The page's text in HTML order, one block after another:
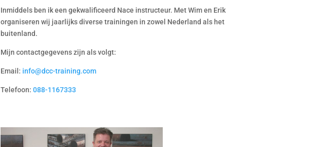
Inmiddels ben ik een gekwalificeerd Nace instructeur. Met Wim en Erik
organiseren wij jaarlijks diverse trainingen in zowel Nederland als het
buitenland.
Mijn contactgegevens zijn als volgt:
Email: info@dcc-training.com
Telefoon: 088-1167333